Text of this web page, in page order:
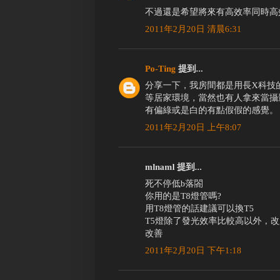
不過還是希望將來有高效率同時
2011年2月20日 清晨6:31
Po-Ting 提到...
分享一下，我房間都是用長X科技
等居家環境，當然也有人拿來當
有偏綠或是白的有點假假的感覺。
2011年2月20日 上午8:07
mlnaml 提到...
死不停低b落閤
你用的是T8燈管嗎?
用T8燈管的話建議可以換T5
T5燈除了發光效率比較高以外，
改善
2011年2月20日 下午1:18